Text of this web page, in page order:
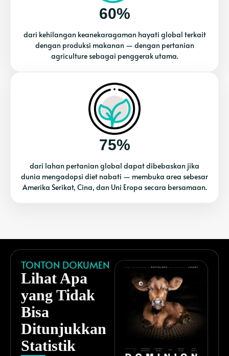
60%
dari kehilangan keanekaragaman hayati global terkait
dengan produksi makanan — dengan pertanian
agriculture sebagai penggerak utama.
75%
dari lahan pertanian global dapat dibebaskan jika
dunia mengadopsi diet nabati — membuka area sebesar
Amerika Serikat, Cina, dan Uni Eropa secara bersamaan.
TONTON DOKUMEN
Lihat Apa
yang Tidak
Bisa
Ditunjukkan
Statistik